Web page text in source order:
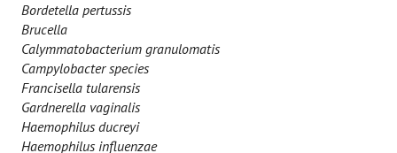
Bordetella pertussis
Brucella
Calymmatobacterium granulomatis
Campylobacter species
Francisella tularensis
Gardnerella vaginalis
Haemophilus ducreyi
Haemophilus influenzae